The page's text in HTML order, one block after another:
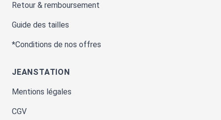
Retour & remboursement
Guide des tailles
*Conditions de nos offres
JEANSTATION
Mentions légales
CGV